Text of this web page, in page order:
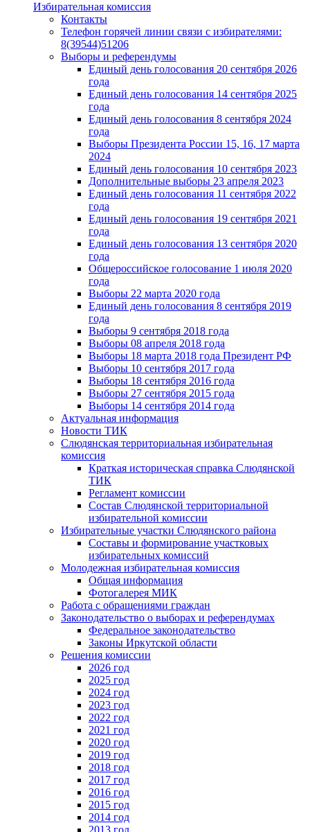
Избирательная комиссия
Контакты
Телефон горячей линии связи с избирателями:
8(39544)51206
Выборы и референдумы
Единый день голосования 20 сентября 2026
года
Единый день голосования 14 сентября 2025
года
Единый день голосования 8 сентября 2024
года
Выборы Президента России 15, 16, 17 марта
2024
Единый день голосования 10 сентября 2023
Дополнительные выборы 23 апреля 2023
Единый день голосования 11 сентября 2022
года
Единый день голосования 19 сентября 2021
года
Единый день голосования 13 сентября 2020
года
Общероссийское голосование 1 июля 2020
года
Выборы 22 марта 2020 года
Единый день голосования 8 сентября 2019
года
Выборы 9 сентября 2018 года
Выборы 08 апреля 2018 года
Выборы 18 марта 2018 года Президент РФ
Выборы 10 сентября 2017 года
Выборы 18 сентября 2016 года
Выборы 27 сентября 2015 года
Выборы 14 сентября 2014 года
Актуальная информация
Новости ТИК
Слюдянская территориальная избирательная
комиссия
Краткая историческая справка Слюдянской
ТИК
Регламент комиссии
Состав Слюдянской территориальной
избирательной комиссии
Избирательные участки Слюдянского района
Составы и формирование участковых
избирательных комиссий
Молодежная избирательная комиссия
Общая информация
Фотогалерея МИК
Работа с обращениями граждан
Законодательство о выборах и референдумах
Федеральное законодательство
Законы Иркутской области
Решения комиссии
2026 год
2025 год
2024 год
2023 год
2022 год
2021 год
2020 год
2019 год
2018 год
2017 год
2016 год
2015 год
2014 год
2013 год